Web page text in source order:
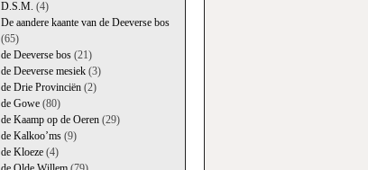
D.S.M. (4)
De aandere kaante van de Deeverse bos
(65)
de Deeverse bos(21)
de Deeverse mesiek(3)
de Drie Provinciën(2)
de Gowe(80)
de Kaamp op de Oeren(29)
de Kalkoo’ms(9)
de Kloeze(4)